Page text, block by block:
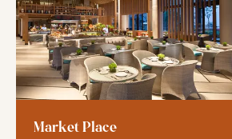
Market Place